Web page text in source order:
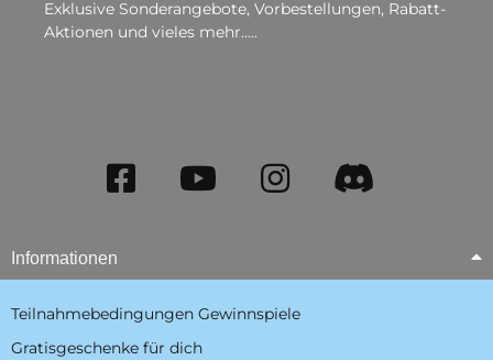
Exklusive Sonderangebote, Vorbestellungen, Rabatt-
Aktionen und vieles mehr.....
Informationen
Teilnahmebedingungen Gewinnspiele
Gratisgeschenke für dich